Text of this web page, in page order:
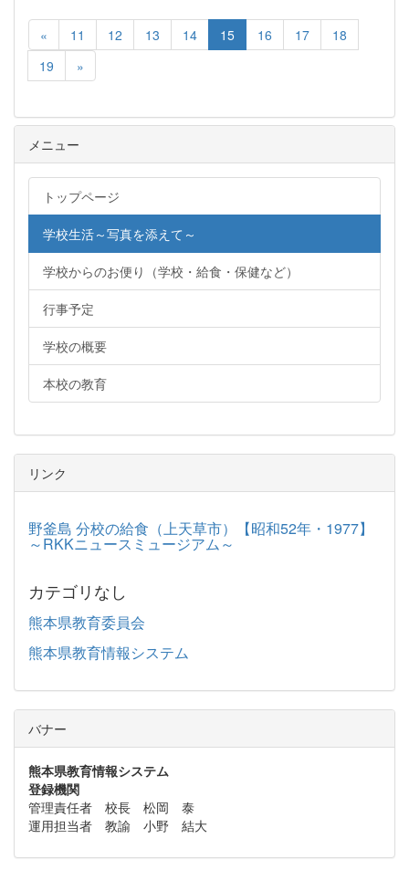
« 11 12 13 14 15 16 17
18
19
»
メニュー
トップページ
学校生活～写真を添えて～
学校からのお便り（学校・給食・保健など）
行事予定
学校の概要
本校の教育
リンク
野釜島 分校の給食（上天草市）【昭和52年・1977】
～RKKニュースミュージアム～
カテゴリなし
熊本県教育委員会
熊本県教育情報システム
バナー
熊本県教育情報システム
登録機関
管理責任者 校長 松岡 泰
運用担当者 教諭 小野 結大